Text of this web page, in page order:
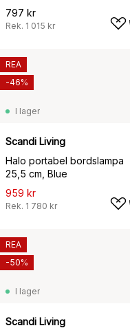
797 kr
Rek. 1 015 kr
I lager
Scandi Living
Halo portabel bordslampa
25,5 cm, Blue
959 kr
Rek. 1 780 kr
REA
-46%
I lager
Scandi Living
REA
-50%